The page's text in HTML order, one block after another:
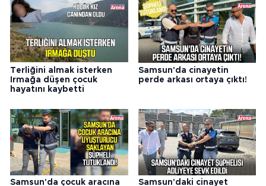
Terliğini almak isterken
Irmağa düşen çocuk
hayatını kaybetti
Samsun'da cinayetin
perde arkası ortaya çıktı!
Samsun'da çocuk aracına
Samsun'daki cinayet